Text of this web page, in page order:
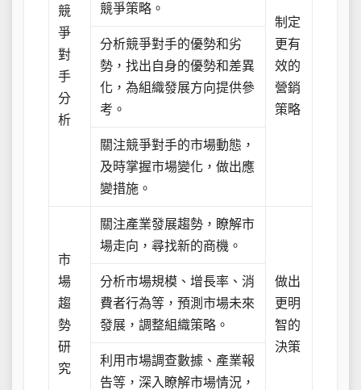
競
爭
對
手
分
析
競爭策略。
制定
更有
效的
營銷
策略
分析競爭對手的優勢和劣
勢，找出自身的優勢和差異
化，為組織發展方向提供參
考。
關注競爭對手的市場動態，
及時掌握市場變化，做出應
變措施。
市
場
趨
勢
研
究
關注產業發展趨勢，瞭解市
場走向，尋找新的商機。
做出
更明
智的
決策
分析市場規模、增長率、消
費者行為等，預測市場未來
發展，調整組織策略。
利用市場調查數據、產業報
告等，深入瞭解市場情況，